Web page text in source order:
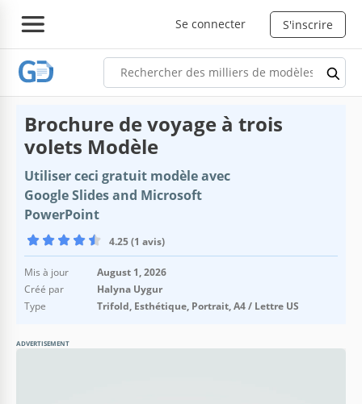
Se connecter S'inscrire
Brochure de voyage à trois
volets Modèle
Utiliser ceci gratuit modèle avec
Google Slides and Microsoft
PowerPoint
4.25 (1 avis)
Mis à jour
August 1, 2026
Créé par
Halyna Uygur
Type
Trifold, Esthétique, Portrait, A4 / Lettre US
ADVERTISEMENT